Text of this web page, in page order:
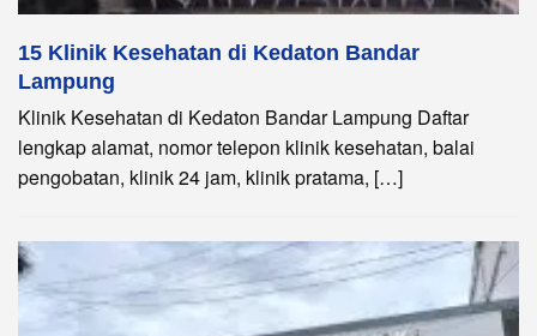
15 Klinik Kesehatan di Kedaton Bandar
Lampung
Klinik Kesehatan di Kedaton Bandar Lampung Daftar
lengkap alamat, nomor telepon klinik kesehatan, balai
pengobatan, klinik 24 jam, klinik pratama, […]